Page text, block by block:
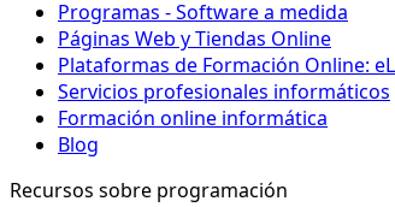
Programas - Software a medida
Páginas Web y Tiendas Online
Plataformas de Formación Online:
Servicios profesionales informáticos
Formación online informática
Blog
Recursos sobre programación